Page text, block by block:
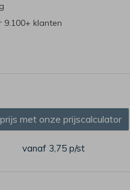
klanten
met onze prijscalculator
vanaf 3,75 p/st